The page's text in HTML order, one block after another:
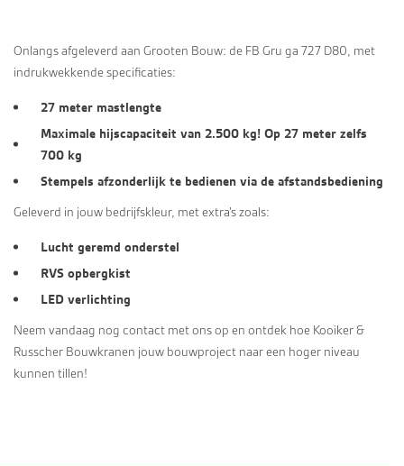
Onlangs afgeleverd aan Grooten Bouw: de FB Gru ga 727 D80, met
indrukwekkende specificaties:
27 meter mastlengte
Maximale hijscapaciteit van 2.500 kg! Op 27 meter zelfs
700 kg
Stempels afzonderlijk te bedienen via de afstandsbediening
Geleverd in jouw bedrijfskleur, met extra’s zoals:
Lucht geremd onderstel
RVS opbergkist
LED verlichting
Neem vandaag nog contact met ons op en ontdek hoe Kooiker &
Russcher Bouwkranen jouw bouwproject naar een hoger niveau
kunnen tillen!